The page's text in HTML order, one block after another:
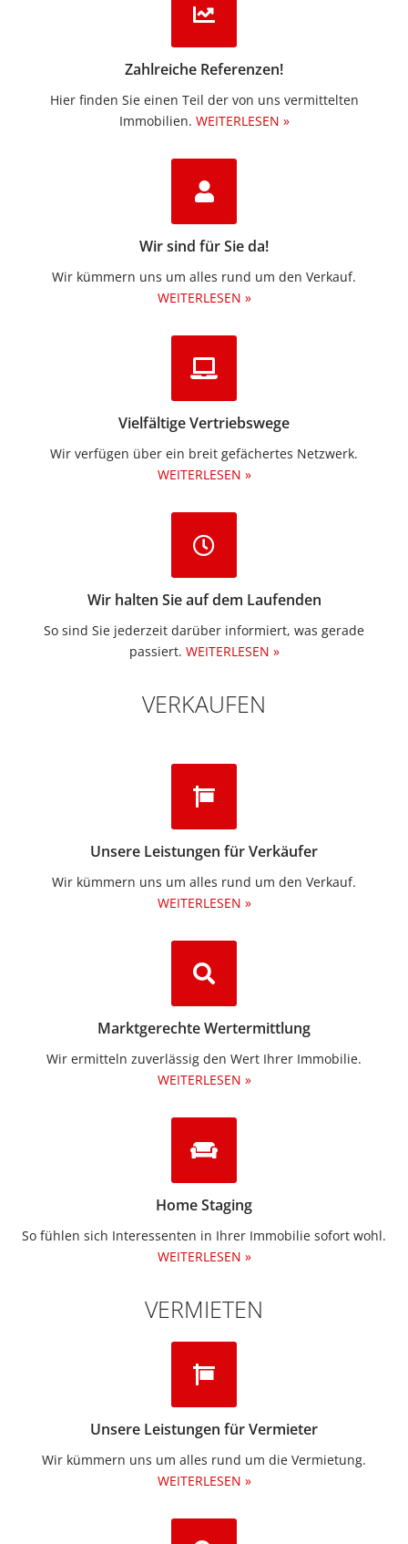
Zahlreiche Referenzen!
Hier finden Sie einen Teil der von uns vermittelten
Immobilien.​ WEITERLESEN »
Wir sind für Sie da!
Wir kümmern uns um alles rund um den Verkauf.
WEITERLESEN »
Vielfältige Vertriebswege
Wir verfügen über ein breit gefächertes Netzwerk.
WEITERLESEN »
Wir halten Sie auf dem Laufenden
So sind Sie jederzeit darüber informiert, was gerade
passiert. WEITERLESEN »
VERKAUFEN
Unsere Leistungen für Verkäufer
Wir kümmern uns um alles rund um den Verkauf.
WEITERLESEN »
Marktgerechte Wertermittlung
Wir ermitteln zuverlässig den Wert Ihrer Immobilie.
WEITERLESEN »
Home Staging
So fühlen sich Interessenten in Ihrer Immobilie sofort wohl.
WEITERLESEN »
VERMIETEN
Unsere Leistungen für Vermieter
Wir kümmern uns um alles rund um die Vermietung.​
WEITERLESEN »